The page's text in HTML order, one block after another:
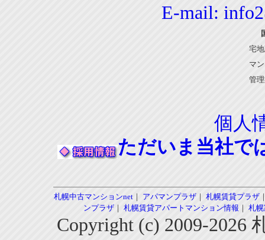
E-mail:
宅
マ
管
個人
ただいま当社で
札幌中古マンションnet｜ アパマンプラザ｜ 札幌賃貸プラザ
ンプラザ｜ 札幌賃貸アパートマンション情報 ｜ 札
Copyright (c) 2009-2026